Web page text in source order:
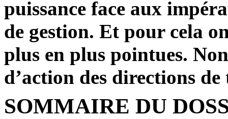
puissance face aux
de gestion. Et pour cela
plus en plus pointues.
d’action des directions
SOMMAIRE DU